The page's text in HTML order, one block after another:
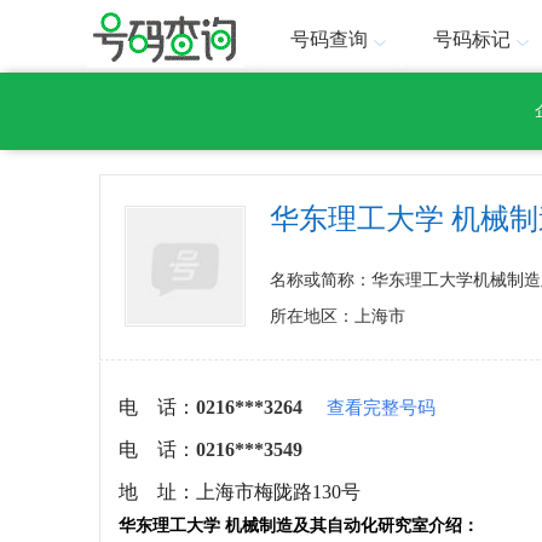
号码查询 号码标记
华东理工大学 机械
名称或简称：华东理工大学机械制
所在地区：上海市
电 话： 0216***3264 查看完整号码
电 话： 0216***3549
地 址： 上海市梅陇路130号
华东理工大学 机械制造及其自动化研究室介绍：